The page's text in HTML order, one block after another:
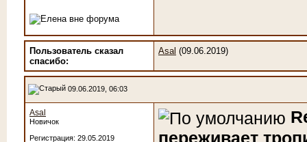
Пользователь сказал
cпасибо:
Asal (09.06.2019)
09.06.2019, 06:03
Asal
Новичок
Регистрация: 29.05.2019
переживает